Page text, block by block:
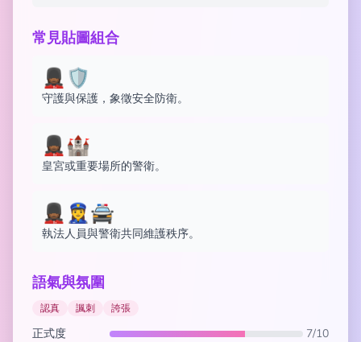
常見貼圖組合
💂🏾‍♀️🛡️
守護與保護，象徵安全防衛。
💂🏾‍♀️🏰
皇宮或重要場所的警衛。
💂🏾‍♀️👮‍♀️🚔
執法人員與警衛共同維護秩序。
語氣與氛圍
認真 諷刺 誇張
正式度
7/10